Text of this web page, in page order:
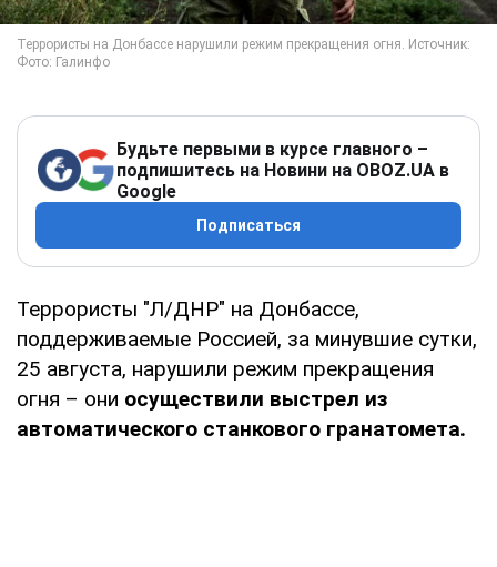
Будьте первыми в курсе главного –
подпишитесь на Новини на OBOZ.UA в
Google
Подписаться
Террористы "Л/ДНР" на Донбассе,
поддерживаемые Россией, за минувшие сутки,
25 августа, нарушили режим прекращения
огня – они осуществили выстрел из
автоматического станкового гранатомета.